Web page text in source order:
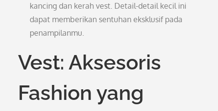
kancing dan kerah vest. Detail-detail kecil ini
dapat memberikan sentuhan eksklusif pada
penampilanmu.
Vest: Aksesoris
Fashion yang